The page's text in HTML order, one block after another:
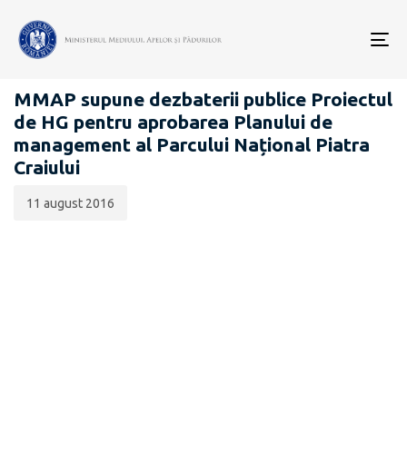
PROIECTE ACTE NORMATIVE
MMAP supune dezbaterii publice Proiectul
de HG pentru aprobarea Planului de
management al Parcului Național Piatra
Craiului
publicării:
11 august 2016